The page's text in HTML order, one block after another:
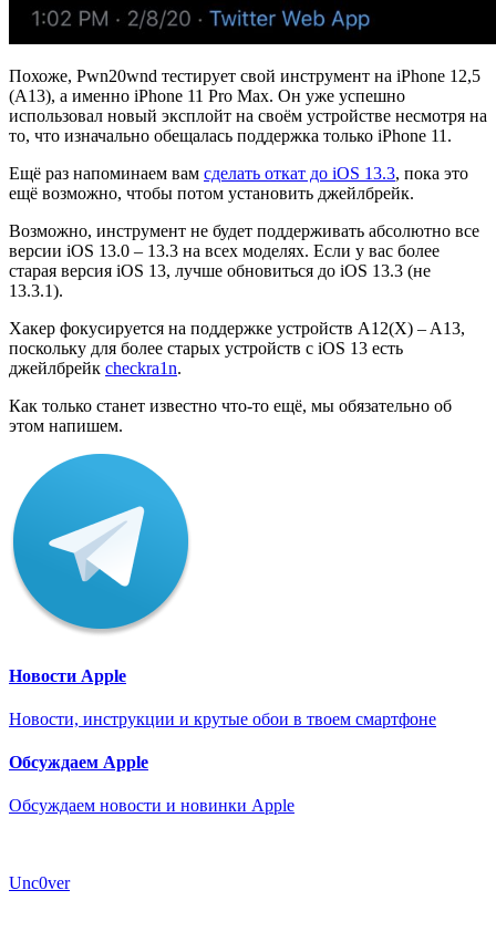
Похоже, Pwn20wnd тестирует свой инструмент на iPhone 12,5
(A13), а именно iPhone 11 Pro Max. Он уже успешно
использовал новый эксплойт на своём устройстве несмотря на
то, что изначально обещалась поддержка только iPhone 11.
Ещё раз напоминаем вам сделать откат до iOS 13.3, пока это
ещё возможно, чтобы потом установить джейлбрейк.
Возможно, инструмент не будет поддерживать абсолютно все
версии iOS 13.0 – 13.3 на всех моделях. Если у вас более
старая версия iOS 13, лучше обновиться до iOS 13.3 (не
13.3.1).
Хакер фокусируется на поддержке устройств A12(X) – A13,
поскольку для более старых устройств с iOS 13 есть
джейлбрейк checkra1n.
Как только станет известно что-то ещё, мы обязательно об
этом напишем.
Новости Apple
Новости, инструкции и крутые обои в твоем смартфоне
Обсуждаем Apple
Обсуждаем новости и новинки Apple
Unc0ver